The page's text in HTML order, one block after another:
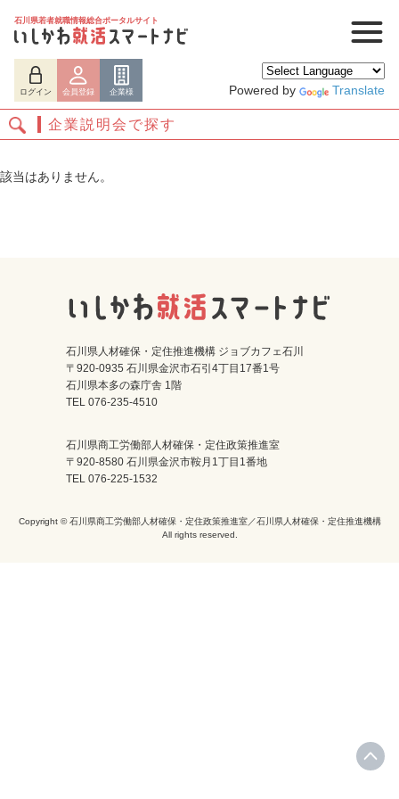
石川県若者就職情報総合ポータルサイト
ログイン 会員登録 企業様 Powered by Translate
ログイン 会員登録
企業説明会で探す
該当はありません。
石川県人材確保・定住推進機構 ジョブカフェ石川
〒920-0935 石川県金沢市石引4丁目17番1号
石川県本多の森庁舎 1階
TEL 076-235-4510
石川県商工労働部人材確保・定住政策推進室
〒920-8580 石川県金沢市鞍月1丁目1番地
TEL 076-225-1532
Copyright © 石川県商工労働部人材確保・定住政策推進室／石川県人材確保・定住推進機構
All rights reserved.